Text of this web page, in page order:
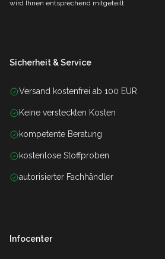
wird Ihnen entsprechend mitgeteilt.
Sicherheit & Service
Versand kostenfrei ab 100 EUR
Keine versteckten Kosten
kompetente Beratung
kostenlose Stoffproben
autorisierter Fachhändler
Infocenter